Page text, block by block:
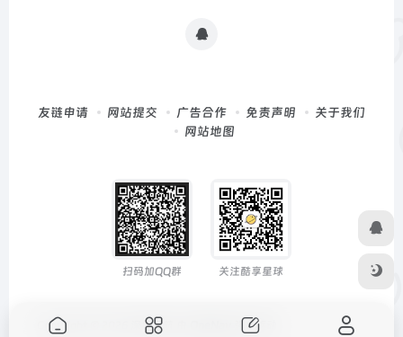
友链申请 网站提交 广告合作 免责声明
关于我们
网站地图
扫码加QQ群 关注酷享星球
Copyright © 2026 深度导航 强力驱动